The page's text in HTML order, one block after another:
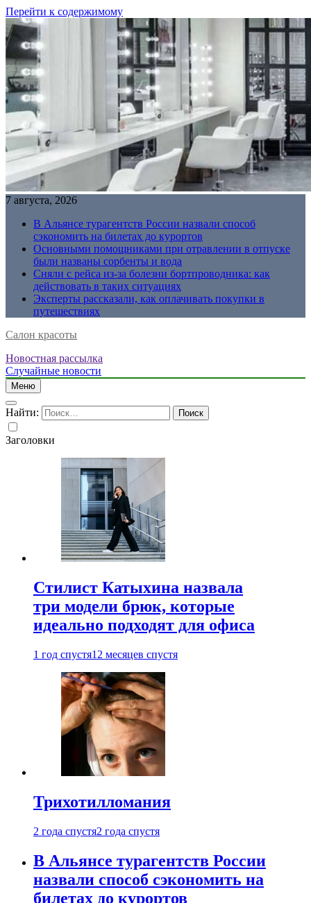
Перейти к содержимому
7 августа, 2026
В Альянсе турагентств России назвали способ
сэкономить на билетах до курортов
Основными помощниками при отравлении в отпуске
были названы сорбенты и вода
Сняли с рейса из-за болезни бортпроводника: как
действовать в таких ситуациях
Эксперты рассказали, как оплачивать покупки в
путешествиях
Салон красоты
Новостная рассылка
Случайные новости
Меню
Найти:
Заголовки
Стилист Катыхина назвала
три модели брюк, которые
идеально подходят для офиса
1 год спустя12 месяцев спустя
Трихотилломания
2 года спустя2 года спустя
В Альянсе турагентств России
назвали способ сэкономить на
билетах до курортов